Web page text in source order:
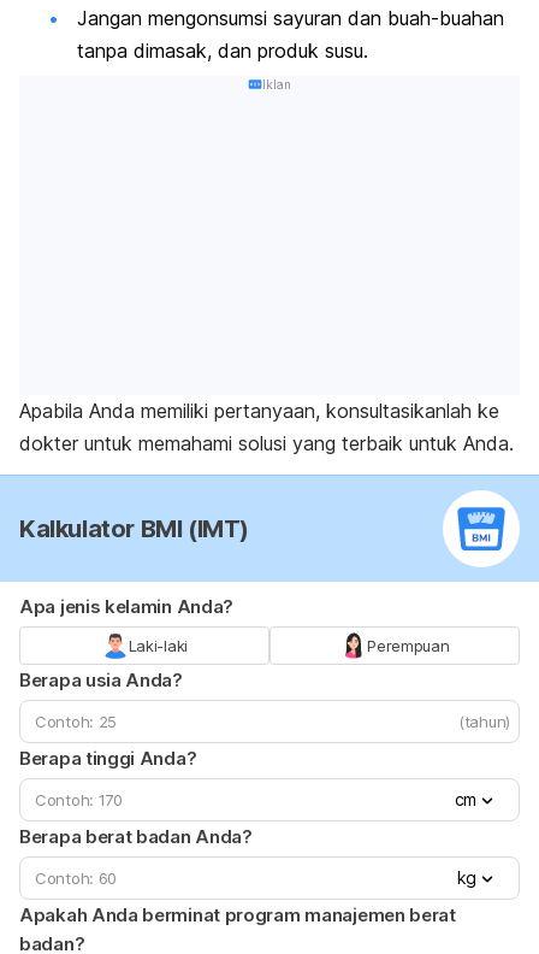
Jangan mengonsumsi sayuran dan buah-buahan
tanpa dimasak, dan produk susu.
Iklan
Apabila Anda memiliki pertanyaan, konsultasikanlah ke
dokter untuk memahami solusi yang terbaik untuk Anda.
Kalkulator BMI (IMT)
Apa jenis kelamin Anda?
Laki-laki Perempuan
Berapa usia Anda?
(tahun)
Berapa tinggi Anda?
cm
Berapa berat badan Anda?
kg
Apakah Anda berminat program manajemen berat
badan?